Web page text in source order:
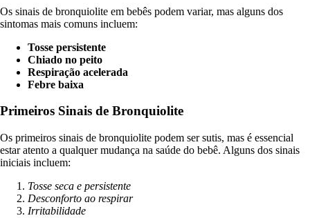
Os sinais de bronquiolite em bebês podem variar, mas alguns dos
sintomas mais comuns incluem:
Tosse persistente
Chiado no peito
Respiração acelerada
Febre baixa
Primeiros Sinais de Bronquiolite
Os primeiros sinais de bronquiolite podem ser sutis, mas é essencial
estar atento a qualquer mudança na saúde do bebê. Alguns dos sinais
iniciais incluem:
Tosse seca e persistente
Desconforto ao respirar
Irritabilidade